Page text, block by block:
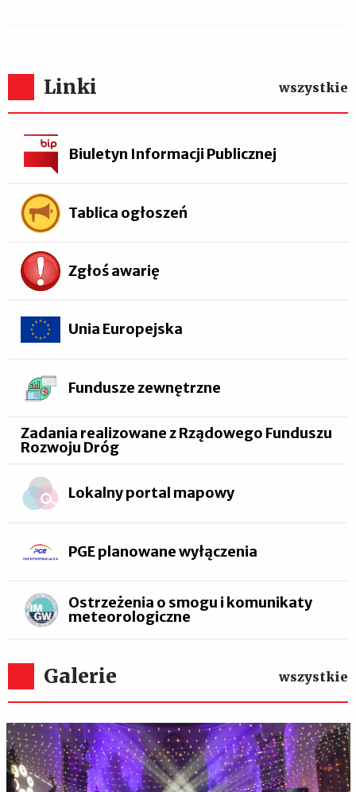
Linki wszystkie
Biuletyn Informacji Publicznej
Tablica ogłoszeń
Zgłoś awarię
Unia Europejska
Fundusze zewnętrzne
Zadania realizowane z Rządowego Funduszu
Rozwoju Dróg
Lokalny portal mapowy
PGE planowane wyłączenia
Ostrzeżenia o smogu i komunikaty
meteorologiczne
Galerie wszystkie